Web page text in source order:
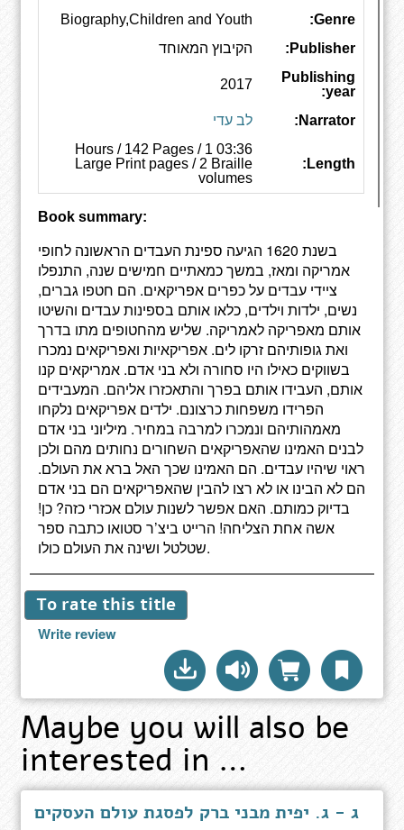
Genre:
Biography,Children and Youth
Publisher:
הקיבוץ המאוחד
Publishing
year:
2017
Narrator: לב עדי
Length:
03:36 Hours / 142 Pages / 1
Large Print pages / 2 Braille
volumes
Book summary:
בשנת 1620 הגיעה ספינת העבדים הראשונה לחופי
אמריקה ומאז, במשך כמאתיים חמישים שנה, התנפלו
ציידי עבדים על כפרים אפריקאים. הם חטפו גברים,
נשים, ילדות וילדים, כלאו אותם בספינות עבדים והשיטו
אותם מאפריקה לאמריקה. שליש מהחטופים מתו בדרך
ואת גופותיהם זרקו לים. אפריקאיות ואפריקאים נמכרו
בשווקים כאילו היו סחורה ולא בני אדם. אמריקאים קנו
אותם, העבידו אותם בפרך והתאכזרו אליהם. המעבידים
הפרידו משפחות כרצונם. ילדים אפריקאים נלקחו
מאמהותיהם ונמכרו למרבה במחיר. מיליוני בני אדם
לבנים האמינו שהאפריקאים השחורים נחותים מהם ולכן
ראוי שיהיו עבדים. הם האמינו שכך האל ברא את העולם.
הם לא הבינו או לא רצו להבין שהאפריקאים הם בני אדם
בדיוק כמותם. האם אפשר לשנות עולם אכזרי כזה? כן!
אשה אחת הצליחה! הרייט ביצ’ר סטואו כתבה ספר
שטלטל ושינה את העולם כולו.
To rate this title
Write review
Maybe you will also be
interested in …
ג - ג. יפית מבני ברק לפסגת עולם העסקים